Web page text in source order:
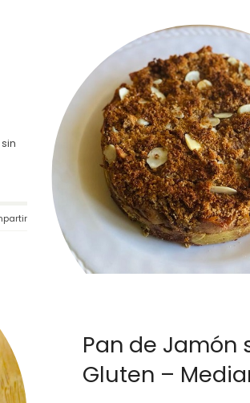
Pan de Jamón
Gluten –